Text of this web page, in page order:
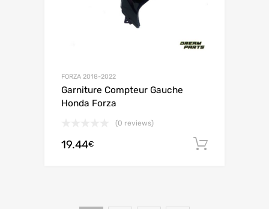
FORZA 2018-2022
Garniture Compteur Gauche
Honda Forza
(0 reviews)
19.44€